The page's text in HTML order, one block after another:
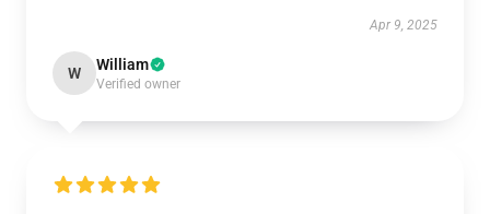
Apr 9, 2025
W William
Verified owner